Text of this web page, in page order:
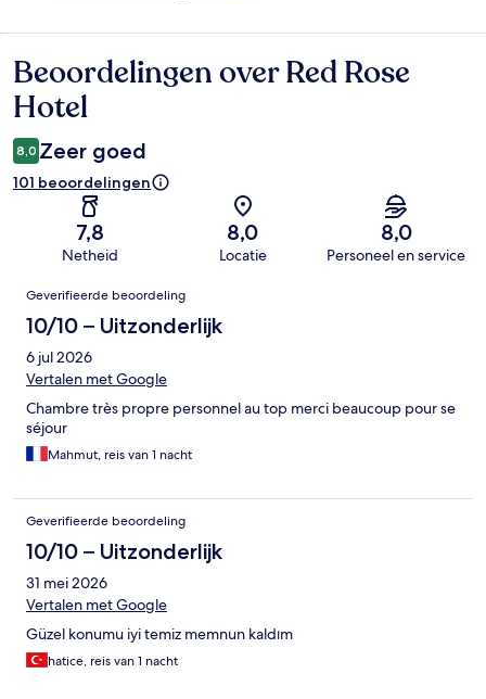
Beoordelingen
Beoordelingen over Red Rose
Hotel
8,0 Zeer goed
101 beoordelingen
7,8
Netheid
8,0
Locatie
8,0
Personeel en service
Beoordelingen
Geverifieerde beoordeling
10/10 – Uitzonderlijk
6 jul 2026
Vertalen met Google
Chambre très propre personnel au top merci beaucoup pour se
séjour
Mahmut, reis van 1 nacht
Geverifieerde beoordeling
10/10 – Uitzonderlijk
31 mei 2026
Vertalen met Google
Güzel konumu iyi temiz memnun kaldım
hatice, reis van 1 nacht